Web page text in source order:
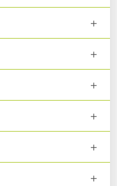
+
+
+
+
+
+